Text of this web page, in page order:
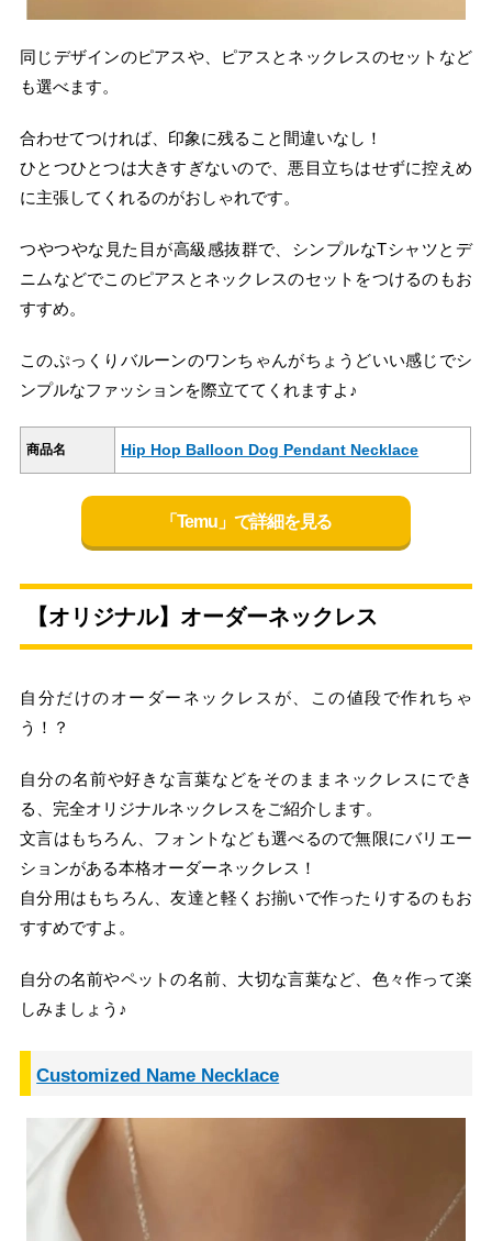
同じデザインのピアスや、ピアスとネックレスのセットなど
も選べます。
合わせてつければ、印象に残ること間違いなし！
ひとつひとつは大きすぎないので、悪目立ちはせずに控えめ
に主張してくれるのがおしゃれです。
つやつやな見た目が高級感抜群で、シンプルなTシャツとデ
ニムなどでこのピアスとネックレスのセットをつけるのもお
すすめ。
このぷっくりバルーンのワンちゃんがちょうどいい感じでシ
ンプルなファッションを際立ててくれますよ♪
商品名 Hip Hop Balloon Dog Pendant Necklace
「Temu」で詳細を見る
【オリジナル】オーダーネックレス
自分だけのオーダーネックレスが、この値段で作れちゃ
う！？
自分の名前や好きな言葉などをそのままネックレスにでき
る、完全オリジナルネックレスをご紹介します。
文言はもちろん、フォントなども選べるので無限にバリエー
ションがある本格オーダーネックレス！
自分用はもちろん、友達と軽くお揃いで作ったりするのもお
すすめですよ。
自分の名前やペットの名前、大切な言葉など、色々作って楽
しみましょう♪
Customized Name Necklace